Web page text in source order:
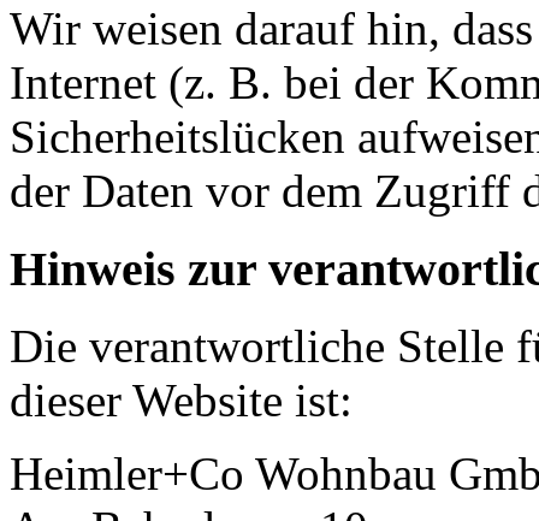
Wir weisen darauf hin,
Internet (z. B. bei der
Sicherheitslücken
der Daten vor dem Zugriff
Hinweis zur
Die verantwortliche Stelle
dieser Website ist:
Heimler+Co Wohnbau